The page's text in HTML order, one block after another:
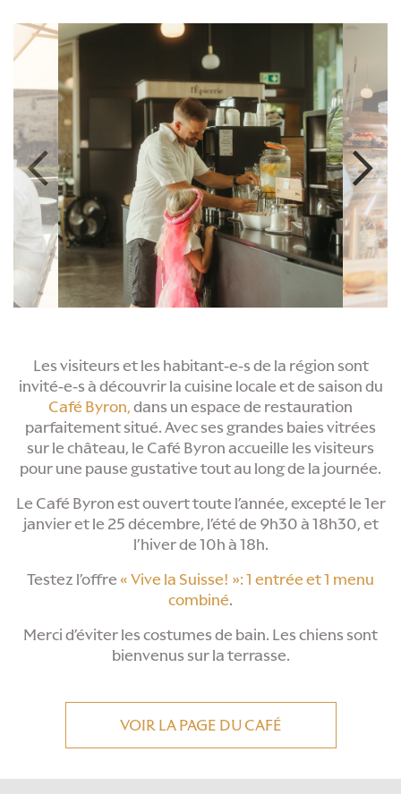
Les visiteurs et les habitant-e-s de la région sont
invité-e-s à découvrir la cuisine locale et de saison du
Café Byron,dans un espace de restauration
parfaitement situé. Avec ses grandes baies vitrées
sur le château, le Café Byron accueille les visiteurs
pour une pause gustative tout au long de la journée.
Le Café Byron est ouvert toute l’année, excepté le 1er
janvier et le 25 décembre, l’été de 9h30 à 18h30, et
l’hiver de 10h à 18h.
Testez l’offre « Vive la Suisse! »: 1 entrée et 1 menu
combiné.
Merci d’éviter les costumes de bain. Les chiens sont
bienvenus sur la terrasse.
VOIR LA PAGE DU CAFÉ